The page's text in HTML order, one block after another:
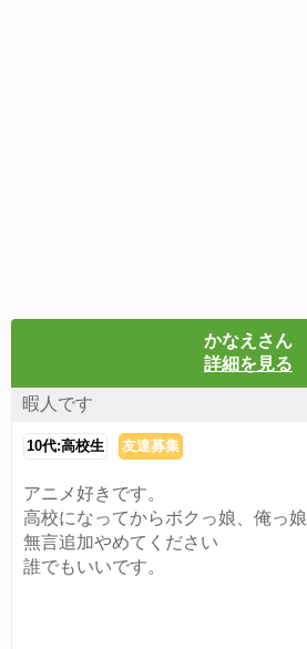
かなえさん
詳細を見る
暇人です
10代:高校生 友達募集
アニメ好きです。
高校になってからボクっ娘、俺っ娘
無言追加やめてください
誰でもいいです。